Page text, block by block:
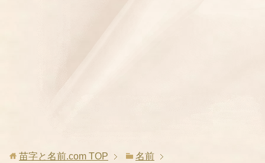
苗字と名前.com TOP 名前